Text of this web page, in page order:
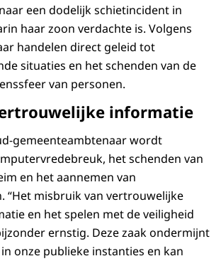
een dodelijk schietincident in
haar zoon verdachte is. Volgens
handelen direct geleid tot
situaties en het schenden van de
van personen.
informatie
gemeenteambtenaar wordt
het schenden van
en het aannemen van
“Het misbruik van vertrouwelijke
en het spelen met de veiligheid
ernstig. Deze zaak ondermijnt
onze publieke instanties en kan